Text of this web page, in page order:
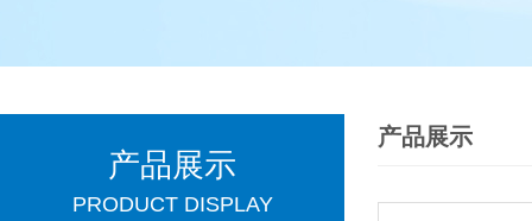
产品展示
PRODUCT DISPLAY
产品展示